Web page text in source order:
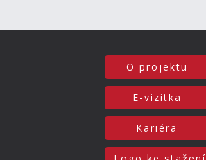
O projektu
E-vizitka
Kariéra